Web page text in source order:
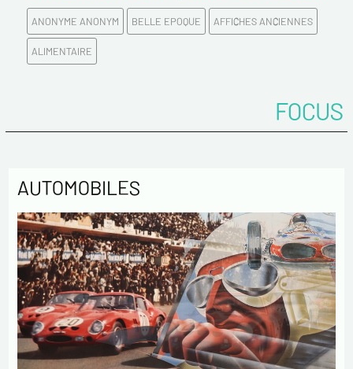
Email*
Tél.
Remarques
Politique de confidentialité :
Les informations recueillies sur ce formulaire sont
ANONYME ANONYM BELLE EPOQUE AFFICHES ANCIENNES
ALIMENTAIRE
FOCUS
AUTOMOBILES